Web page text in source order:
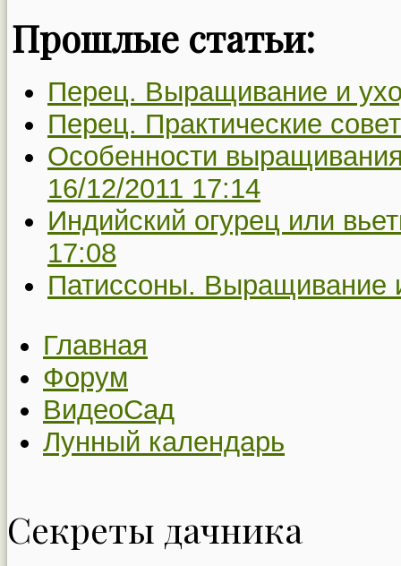
Прошлые статьи:
Перец. Выращивание и
Перец. Практические
Особенности
16/12/2011 17:14
Индийский огурец или
17:08
Патиссоны. Выращивание
Главная
Форум
ВидеоСад
Лунный календарь
Секреты дачника